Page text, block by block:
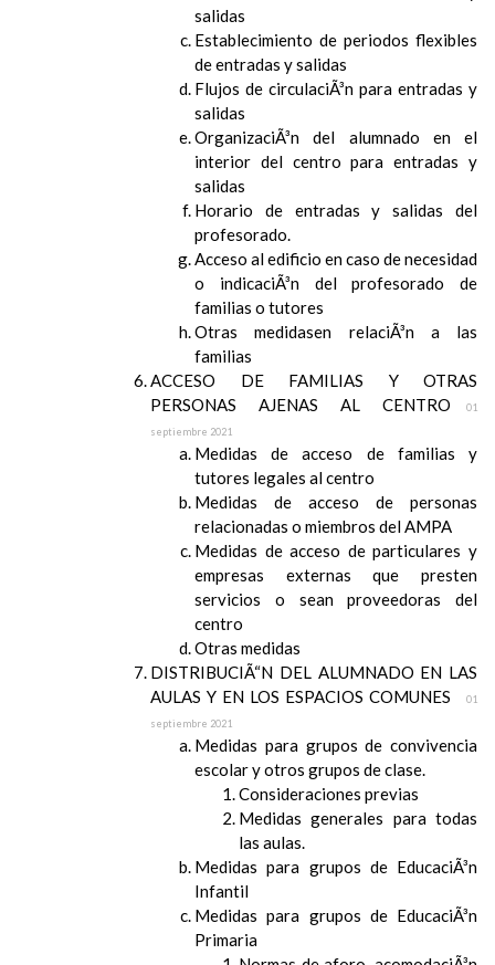
salidas
Establecimiento de periodos flexibles
de entradas y salidas
Flujos de circulaciÃ³n para entradas y
salidas
OrganizaciÃ³n del alumnado en el
interior del centro para entradas y
salidas
Horario de entradas y salidas del
profesorado.
Acceso al edificio en caso de necesidad
o indicaciÃ³n del profesorado de
familias o tutores
Otras medidasen relaciÃ³n a las
familias
ACCESO DE FAMILIAS Y OTRAS
PERSONAS AJENAS AL CENTRO
01
septiembre 2021
Medidas de acceso de familias y
tutores legales al centro
Medidas de acceso de personas
relacionadas o miembros del AMPA
Medidas de acceso de particulares y
empresas externas que presten
servicios o sean proveedoras del
centro
Otras medidas
DISTRIBUCIÃ“N DEL ALUMNADO EN LAS
AULAS Y EN LOS ESPACIOS COMUNES
01
septiembre 2021
Medidas para grupos de convivencia
escolar y otros grupos de clase.
Consideraciones previas
Medidas generales para todas
las aulas.
Medidas para grupos de EducaciÃ³n
Infantil
Medidas para grupos de EducaciÃ³n
Primaria